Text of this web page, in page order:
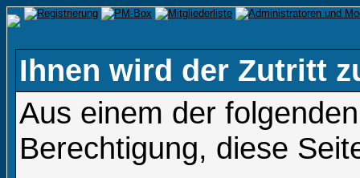
Ihnen wird der Zutritt
Aus einem der
Berechtigung, diese